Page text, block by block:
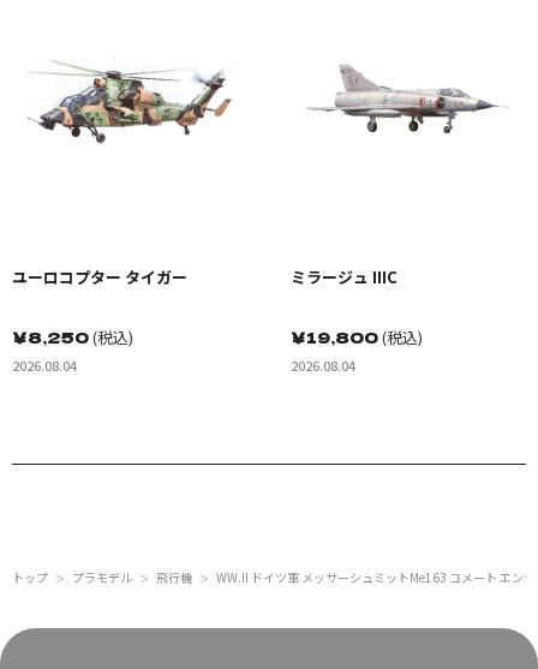
ユーロコプター タイガー
￥8,250(税込)
2026.08.04
ミラージュ IIIC
￥19,800(税込)
2026.08.04
トップ ＞ プラモデル ＞ 飛行機 ＞ WW.II ドイツ軍 メッサーシュミットMe163 コメート エン